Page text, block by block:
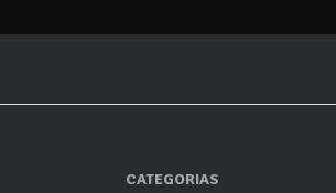
CATEGORIAS